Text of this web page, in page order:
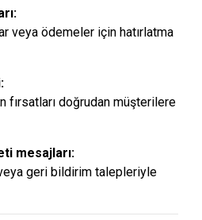
veya ödemeler için hatırlatma
doğrudan müşterilere
mesajları:
geri bildirim talepleriyle